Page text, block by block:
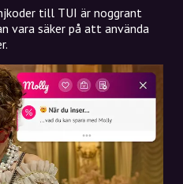
till TUI är noggrant
vara säker på att använda